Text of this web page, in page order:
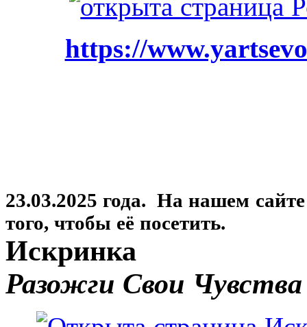
https://
23.03.2025 года. На нашем
того, чтобы её посетить.
Искринка
Разожги Свои Чувства